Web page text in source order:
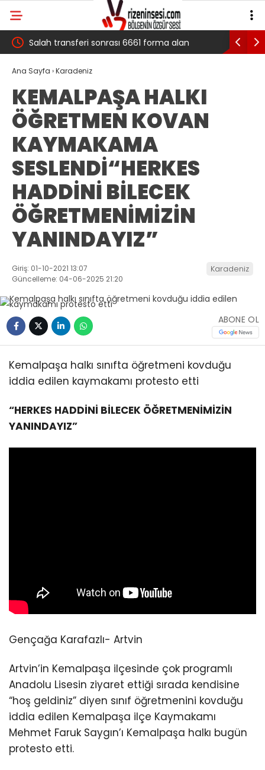
Salah transferi sonrası 6661 forma alan
belediye başkanına ‘Kimin parasıyla’ sorusu
Pazarlı
Ana Sayfa ›Karadeniz
KEMALPAŞA HALKI
ÖĞRETMEN KOVAN
KAYMAKAMA
SESLENDİ“HERKES
HADDİNİ BİLECEK
ÖĞRETMENİMİZİN
YANINDAYIZ”
Giriş: 01-10-2021 13:07
Güncelleme: 04-06-2025 21:20
Karadeniz
ABONE OL
Kemalpaşa halkı sınıfta öğretmeni kovduğu
iddia edilen kaymakamı protesto etti
“HERKES HADDİNİ BİLECEK ÖĞRETMENİMİZİN
YANINDAYIZ”
Gençağa Karafazlı- Artvin
Artvin’in Kemalpaşa ilçesinde çok programlı
Anadolu Lisesin ziyaret ettiği sırada kendisine
“hoş geldiniz” diyen sınıf öğretmenini kovduğu
iddia edilen Kemalpaşa ilçe Kaymakamı
Mehmet Faruk Saygın’ı Kemalpaşa halkı bugün
protesto etti.